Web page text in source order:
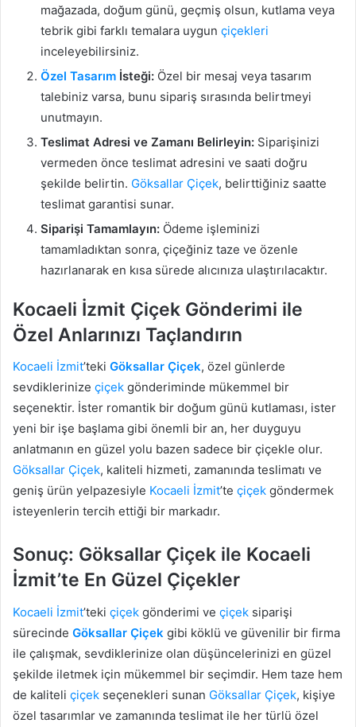
mağazada, doğum günü, geçmiş olsun, kutlama veya
tebrik gibi farklı temalara uygun çiçekleri
inceleyebilirsiniz.
Özel Tasarım İsteği: Özel bir mesaj veya tasarım
talebiniz varsa, bunu sipariş sırasında belirtmeyi
unutmayın.
Teslimat Adresi ve Zamanı Belirleyin: Siparişinizi
vermeden önce teslimat adresini ve saati doğru
şekilde belirtin. Göksallar Çiçek, belirttiğiniz saatte
teslimat garantisi sunar.
Siparişi Tamamlayın: Ödeme işleminizi
tamamladıktan sonra, çiçeğiniz taze ve özenle
hazırlanarak en kısa sürede alıcınıza ulaştırılacaktır.
Kocaeli İzmit Çiçek Gönderimi ile
Özel Anlarınızı Taçlandırın
Kocaeli İzmit’teki Göksallar Çiçek, özel günlerde
sevdiklerinize çiçek gönderiminde mükemmel bir
seçenektir. İster romantik bir doğum günü kutlaması, ister
yeni bir işe başlama gibi önemli bir an, her duyguyu
anlatmanın en güzel yolu bazen sadece bir çiçekle olur.
Göksallar Çiçek, kaliteli hizmeti, zamanında teslimatı ve
geniş ürün yelpazesiyle Kocaeli İzmit’te çiçek göndermek
isteyenlerin tercih ettiği bir markadır.
Sonuç: Göksallar Çiçek ile Kocaeli
İzmit’te En Güzel Çiçekler
Kocaeli İzmit’teki çiçek gönderimi ve çiçek siparişi
sürecinde Göksallar Çiçek gibi köklü ve güvenilir bir firma
ile çalışmak, sevdiklerinize olan düşüncelerinizi en güzel
şekilde iletmek için mükemmel bir seçimdir. Hem taze hem
de kaliteli çiçek seçenekleri sunan Göksallar Çiçek, kişiye
özel tasarımlar ve zamanında teslimat ile her türlü özel